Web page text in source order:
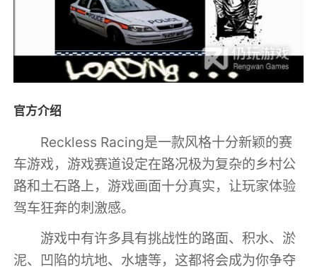
官方介绍
Reckless Racing是一款风格十分新颖的赛
车游戏，游戏赛道设定在路况极为复杂的乡村公
路和土石路上，游戏画面十分真实，让玩家体验
驾车狂奔的刺激感。
游戏中有许多具有挑战性的路面、积水、淤
泥、凹陷的坑地、水塘等，这都将会成为你争夺